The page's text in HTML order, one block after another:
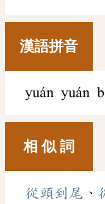
漢語拼音
yuán yuán
相 似 詞
從頭到尾 、